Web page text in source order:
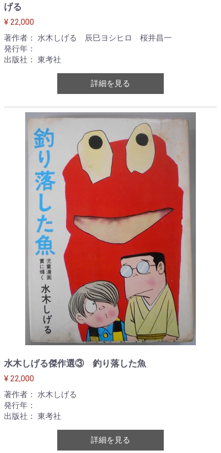
げる
¥ 22,000
著作者： 水木しげる 辰巳ヨシヒロ 桜井昌一
発行年：
出版社： 東考社
詳細を見る
水木しげる傑作選③ 釣り落した魚
¥ 22,000
著作者： 水木しげる
発行年：
出版社： 東考社
詳細を見る